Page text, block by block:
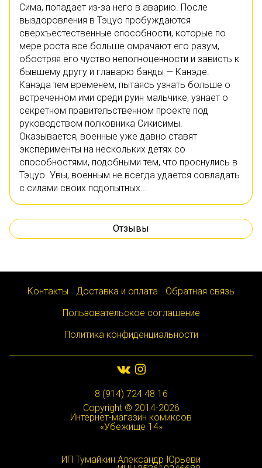
Сима, попадает из-за него в аварию. После
выздоровления в Тэцуо пробуждаются
сверхъестественные способности, которые по
мере роста все больше омрачают его разум,
обостряя его чуство неполноценности и зависть к
бывшему другу и главарю банды — Канэде.
Канэда тем временем, пытаясь узнать больше о
встреченном ими среди руин мальчике, узнает о
секретном правительственном проекте под
руководством полковника Сикисимы.
Оказывается, военные уже давно ставят
эксперименты на нескольких детях со
способностями, подобными тем, что проснулись в
Тэцуо. Увы, военным не всегда удается совладать
с силами своих подопытных...
Отзывы
Контакты Доставка и оплата
Обратная связь
Пользовательское соглашение
Политика конфиденциальности
8 (914) 724 48 16
Copyright © 2014-2026
Интернет-магазин комиксов
«Убежище 14»
ИП Тумайкин Александр Юрьеви